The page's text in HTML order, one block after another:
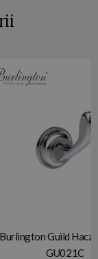
Burlington Guild
GU021C